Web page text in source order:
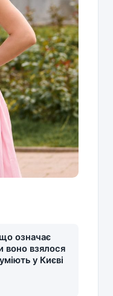
означає
воно взялося
у Києві